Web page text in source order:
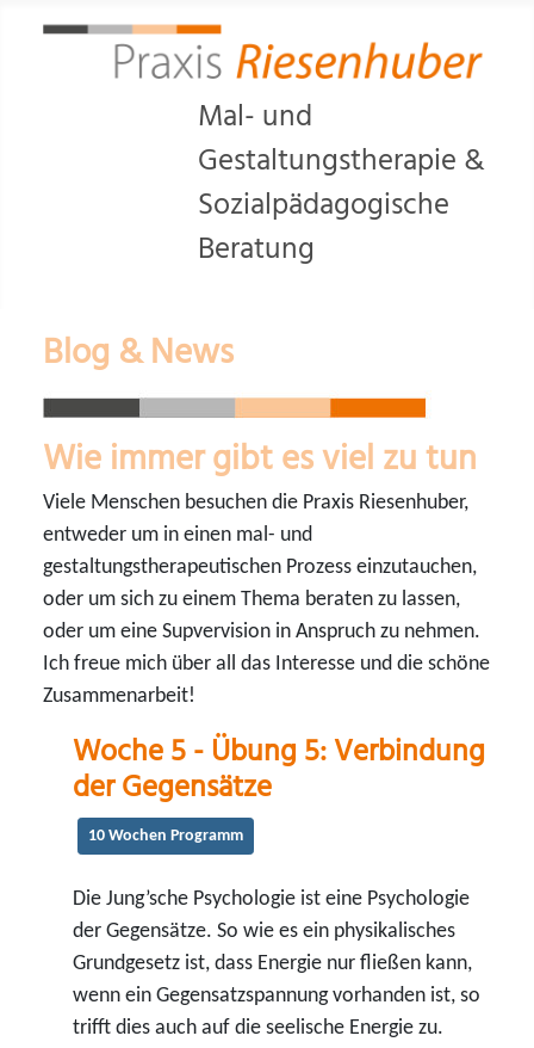
Mal- und
Gestaltungstherapie &
Sozialpädagogische
Beratung
Blog & News
Wie immer gibt es viel zu tun
Viele Menschen besuchen die Praxis Riesenhuber,
entweder um in einen mal- und
gestaltungstherapeutischen Prozess einzutauchen,
oder um sich zu einem Thema beraten zu lassen,
oder um eine Supvervision in Anspruch zu nehmen.
Ich freue mich über all das Interesse und die schöne
Zusammenarbeit!
Woche 5 - Übung 5: Verbindung
der Gegensätze
10 Wochen Programm
Die Jung’sche Psychologie ist eine Psychologie
der Gegensätze. So wie es ein physikalisches
Grundgesetz ist, dass Energie nur fließen kann,
wenn ein Gegensatzspannung vorhanden ist, so
trifft dies auch auf die seelische Energie zu.